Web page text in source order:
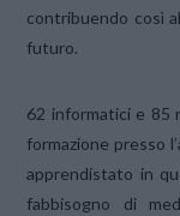
contribuendo così
futuro.
62 informatici e 85
formazione presso
apprendistato in
fabbisogno di